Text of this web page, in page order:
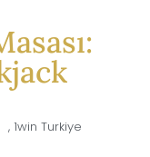
, 1win Turkiye